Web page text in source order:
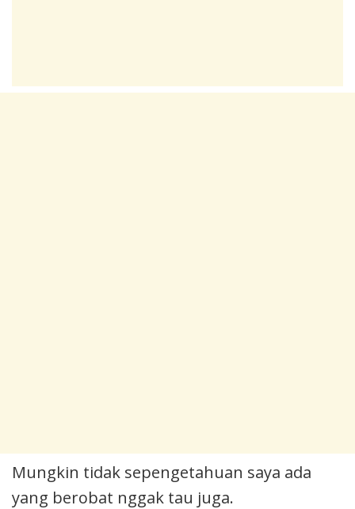
Mungkin tidak sepengetahuan saya ada
yang berobat nggak tau juga.